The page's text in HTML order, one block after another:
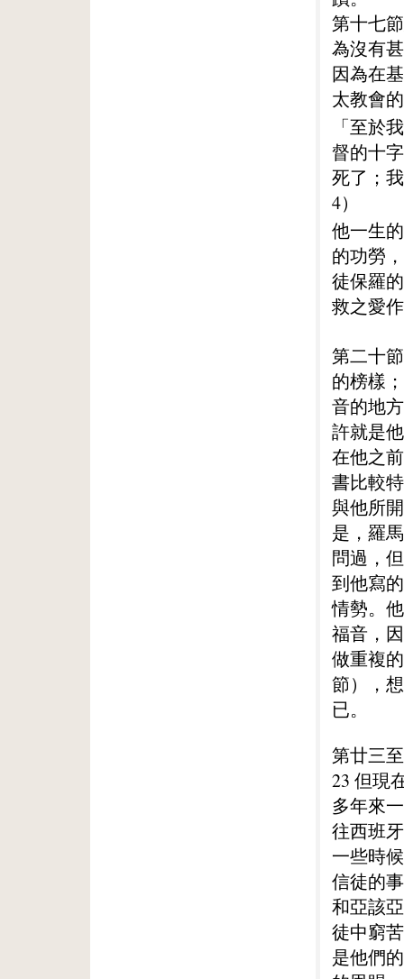
第十七
為沒有
因為在
太教會
「至於
督的十
死了；
4）
他一生
的功勞
徒保羅
救之愛
第二十
的榜樣
音的地
許就是
在他之
書比較
與他所
是，羅
問過，
到他寫
情勢。
福音，
做重複
節），
已。
第廿三
23 但現
多年來
往西班
一些時
信徒的
和亞該
徒中窮
是他們